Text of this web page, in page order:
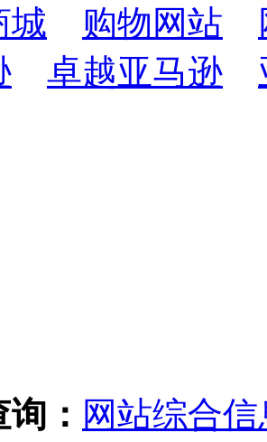
城
购物网站
卓越亚马逊
： 网站综合